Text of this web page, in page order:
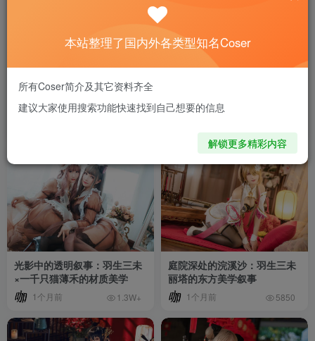
光影缝隙中的猫系礼物：羽生
三未居家慵懒叙事
三未私房光影美学
光影中的透明叙事：羽生三未
×一千只猫薄禾的材质美学
1个月前 1.3W+
庭院深处的浣溪沙：羽生三未
丽塔的东方美学叙事
1个月前 5850
本站整理了国内外各类型知名Coser
所有Coser简介及其它资料齐全
建议大家使用搜索功能快速找到自己想要的信息
解锁更多精彩内容